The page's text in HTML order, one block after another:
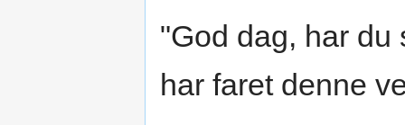
"God dag, har du
har faret denne